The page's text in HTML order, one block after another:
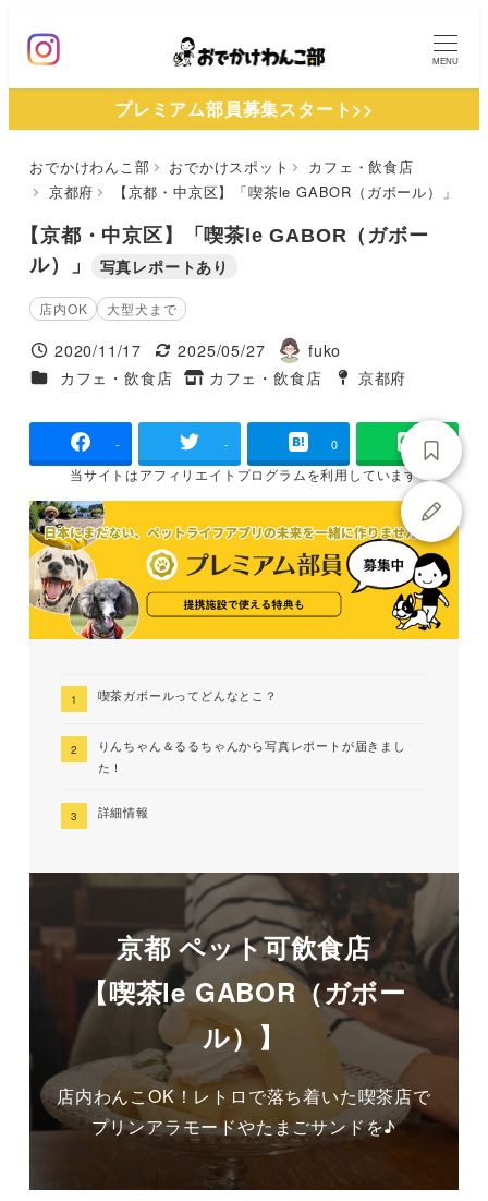
ン
MENU
プレミアム部員募集スタート>>
おでかけわんこ部 おでかけスポット
カフェ・飲食店
京都府
【京都・中京区】「喫茶le GABOR（ガボール）」
【京都・中京区】「喫茶le GABOR（ガボー
ル）」
写真レポートあり
店内OK 大型犬まで
投稿日
2020/11/17
更新日
2025/05/27
著
者
fuko
施設ジャンル
カフェ・飲食店
タグ
カフェ・飲食店
タグ
京都府
- - 0
当サイトはアフィリエイトプログラムを利用しています
喫茶ガボールってどんなとこ？
りんちゃん＆るるちゃんから写真レポートが届きまし
た！
詳細情報
京都 ペット可飲食店
【喫茶le GABOR（ガボー
ル）】
店内わんこOK！レトロで落ち着いた喫茶店で
プリンアラモードやたまごサンドを♪